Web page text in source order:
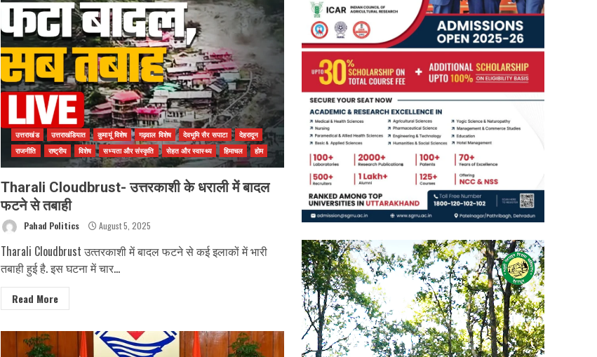
उत्तराखंड उत्तराखंडियात कुमायूं विशेष गढ़वाल विशेष देवभूमि सैर सपाटा
देहरादून
राजनीति
राष्ट्रीय विशेष सभ्यता और संस्कृति सेहत और स्वास्थ्य हिमाचल होम
Tharali Cloudbrust- उत्तरकाशी के धराली में बादल
फटने से तबाही
Pahad Politics August 5, 2025
Tharali Cloudbrust उत्‍तरकाशी में बादल फटने से कई इलाकों में भारी
तबाही हुई है. इस घटना में चार...
Read More
Video
Player